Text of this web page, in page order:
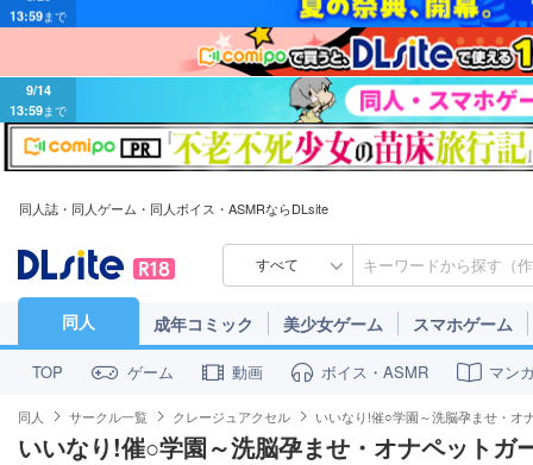
13:59まで
同人誌・同人ゲーム・同人ボイス・ASMRならDLsite
すべて
同人 成年コミック 美少女ゲーム スマホゲーム
TOP ゲーム 動画 ボイス・ASMR マン
同人 サークル一覧 クレージュアクセル いいなり!催○学園～洗脳孕ませ・オ
いいなり!催○学園～洗脳孕ませ・オナペットガ